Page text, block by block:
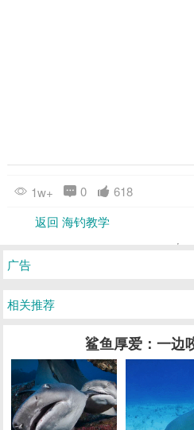
1w+ 0
618
返回 海钓教学
广告
相关推荐
鲨鱼厚爱：一边